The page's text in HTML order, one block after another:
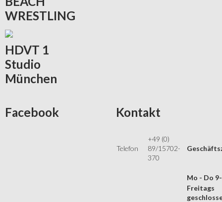
WRESTLING
HDVT 1
Studio
München
Facebook Kontakt
Telefon
+49 (0)
89/15702-
370
Mo - Do
Freitags